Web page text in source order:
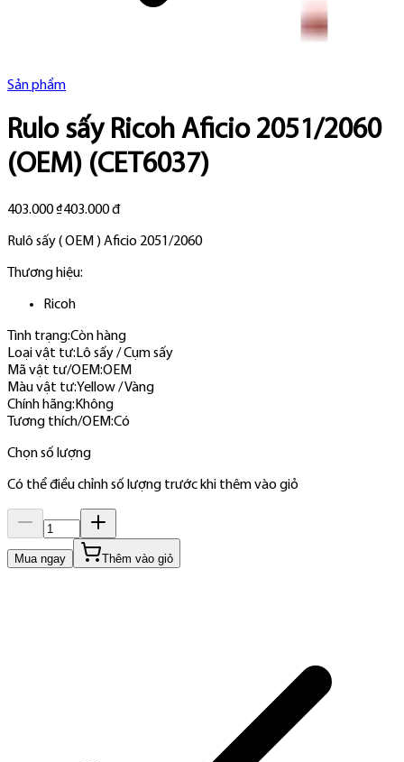
Sản phẩm
Rulo sấy Ricoh Aficio 2051/2060
(OEM) (CET6037)
403.000 ₫403.000 đ
Rulô sấy ( OEM ) Aficio 2051/2060
Thương hiệu:
Ricoh
Tình trạng:Còn hàng
Loại vật tư: Lô sấy / Cụm sấy
Mã vật tư/OEM:OEM
Màu vật tư:Yellow / Vàng
Chính hãng: Không
Tương thích/OEM:Có
Chọn số lượng
Có thể điều chỉnh số lượng trước khi thêm vào giỏ
Mua ngay Thêm vào giỏ